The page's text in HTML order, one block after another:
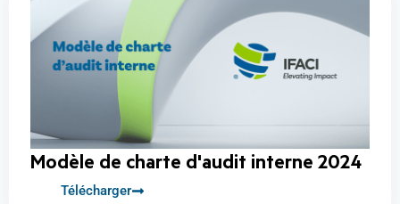
Modèle de charte d'audit interne 2024
Télécharger